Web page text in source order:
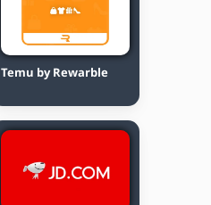
Temu by Rewarble